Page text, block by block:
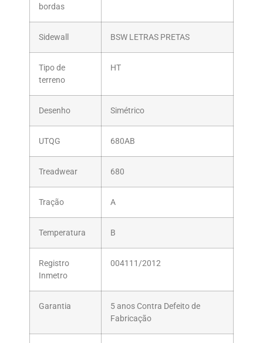
bordas
Sidewall BSW LETRAS PRETAS
Tipo de
terreno
HT
Desenho Simétrico
UTQG 680AB
Treadwear 680
Tração A
Temperatura B
Registro
Inmetro
004111/2012
Garantia
5 anos Contra Defeito de
Fabricação